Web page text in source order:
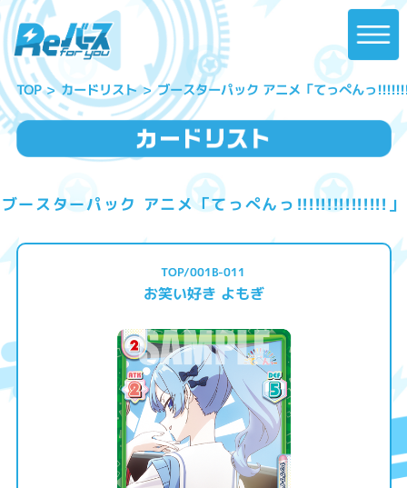
TOP カードリスト ブースターパック アニメ「てっぺんっ
ブースターパック アニメ「てっぺんっ!!!!!!!!!!!!!!!」
TOP/001B-011
お笑い好き よもぎ